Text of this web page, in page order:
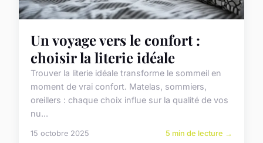
Un voyage vers le confort :
choisir la literie idéale
Trouver la literie idéale transforme le sommeil en
moment de vrai confort. Matelas, sommiers,
oreillers : chaque choix influe sur la qualité de vos
nu...
15 octobre 2025 5 min de lecture →